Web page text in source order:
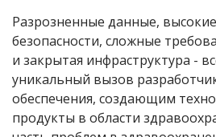
Разрозненные данные,
безопасности, сложные
и закрытая инфраструктура -
уникальный вызов
обеспечения, создающим
продукты в области